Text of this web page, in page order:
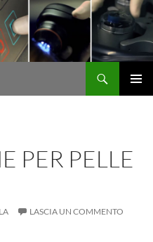
PER PELLE
LASCIA UN COMMENTO